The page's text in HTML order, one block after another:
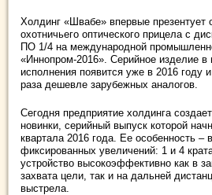
Холдинг «Швабе» впервые презентует
охотничьего оптического прицела с
ПО 1/4 на международной
«Иннопром-2016». Серийное изделие в
исполнения появится уже в 2016 году
раза дешевле зарубежных аналогов.
Сегодня предприятие холдинга
новинки, серийный выпуск которой
квартала 2016 года. Ее особенность –
фиксированных увеличений: 1 и 4
устройство высокоэффективно как в
захвата цели, так и на дальней
выстрела.